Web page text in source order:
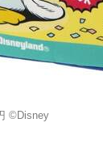
©Disney